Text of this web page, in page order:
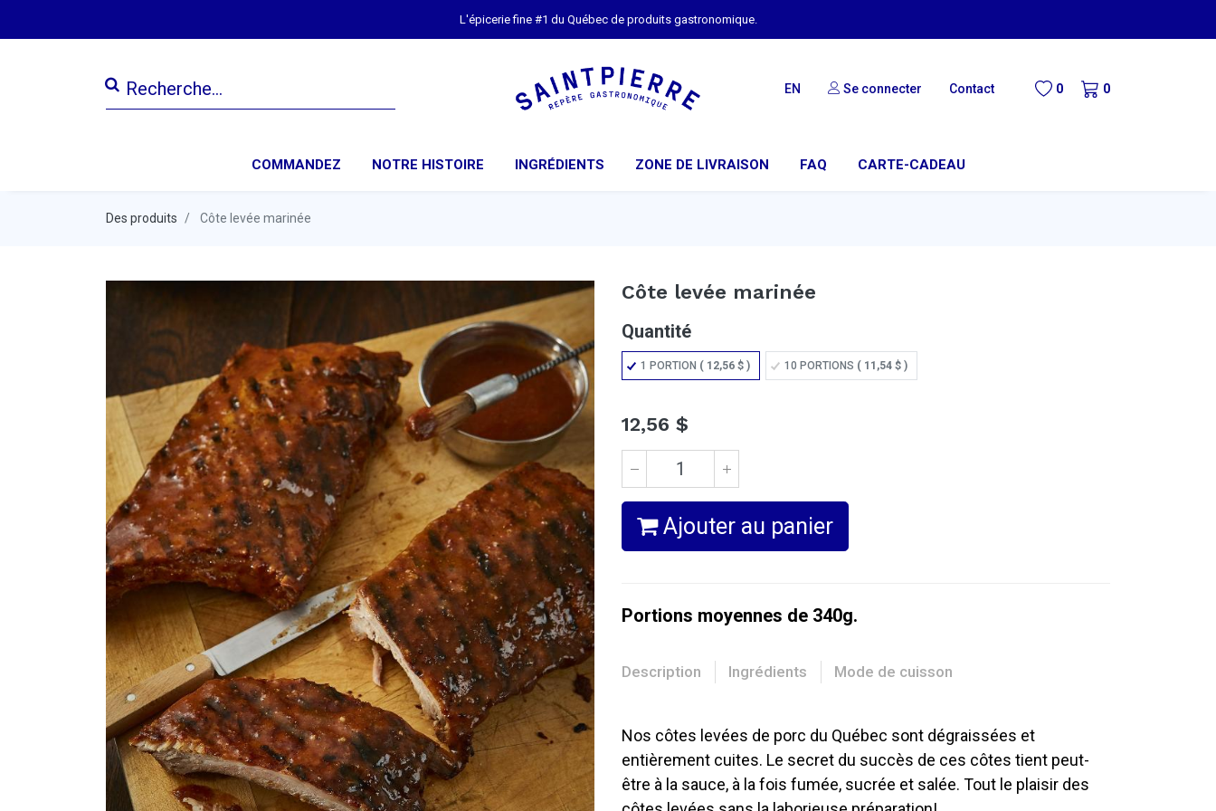
L'épicerie fine #1 du Québec de produits gastronomique.
EN Se connecter Contact 0 0
COMMANDEZ NOTRE HISTOIRE INGRÉDIENTS ZONE DE LIVRAISON FAQ CARTE-CADEAU
Des produits Côte levée marinée
Côte levée marinée
Quantité
1 PORTION ( 12,56 $ ) 10 PORTIONS ( 11,54 $ )
12,56 $
Ajouter au panier
Portions moyennes de 340g.
Description Ingrédients Mode de cuisson
Nos côtes levées de porc du Québec sont dégraissées et
entièrement cuites. Le secret du succès de ces côtes tient peut-
être à la sauce, à la fois fumée, sucrée et salée. Tout le plaisir des